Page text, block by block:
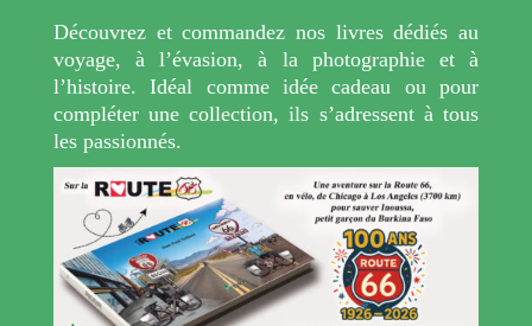
Découvrez et commandez nos livres dédiés au
voyage, à l’évasion, à la photographie et à
l’histoire. Idéal comme idée cadeau ou pour
compléter une collection, ils s’adressent à tous
les passionnés.